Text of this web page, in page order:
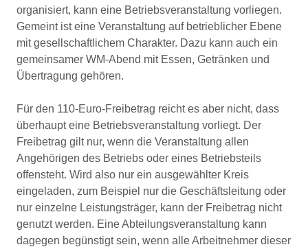
organisiert, kann eine Betriebsveranstaltung vorliegen.
Gemeint ist eine Veranstaltung auf betrieblicher Ebene
mit gesellschaftlichem Charakter. Dazu kann auch ein
gemeinsamer WM-Abend mit Essen, Getränken und
Übertragung gehören.
Für den 110-Euro-Freibetrag reicht es aber nicht, dass
überhaupt eine Betriebsveranstaltung vorliegt. Der
Freibetrag gilt nur, wenn die Veranstaltung allen
Angehörigen des Betriebs oder eines Betriebsteils
offensteht. Wird also nur ein ausgewählter Kreis
eingeladen, zum Beispiel nur die Geschäftsleitung oder
nur einzelne Leistungsträger, kann der Freibetrag nicht
genutzt werden. Eine Abteilungsveranstaltung kann
dagegen begünstigt sein, wenn alle Arbeitnehmer dieser